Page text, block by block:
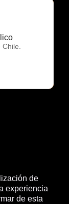
de
experiencia
de esta